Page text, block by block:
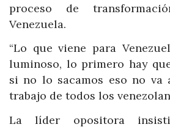
proceso de
Venezuela.
“Lo que viene para
luminoso, lo primero hay
si no lo sacamos eso no
trabajo de todos los
La líder opositora